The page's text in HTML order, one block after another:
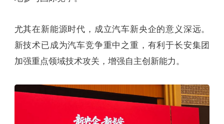
尤其在新能源时代，成立汽车新央企的意义深远。
新技术已成为汽车竞争重中之重，有利于长安集团
加强重点领域技术攻关，增强自主创新能力。